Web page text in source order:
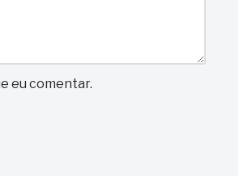
eu comentar.